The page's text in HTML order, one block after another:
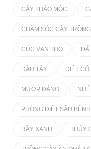
CÂY THẢO MỘC
CHĂM SÓC CÂY TRỒNG
CÚC VẠN THỌ
DÂU TÂY DIỆT CỎ
MƯỚP ĐẮNG
PHÒNG DIỆT SÂU
RẦY XANH THỦY